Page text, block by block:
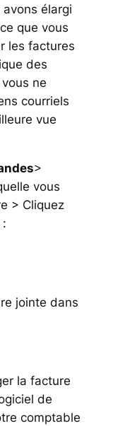
élargi
que vous
les factures
des
ne
courriels
vue
>
vous
> Cliquez
jointe dans
la facture
de
comptable